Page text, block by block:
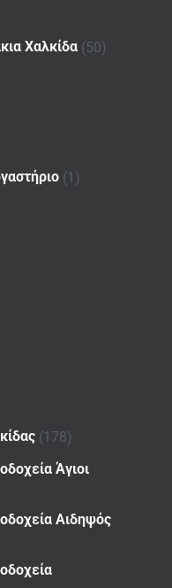
Χαλκίδα (50)
(1)
(178)
Άγιοι
Αιδηψός